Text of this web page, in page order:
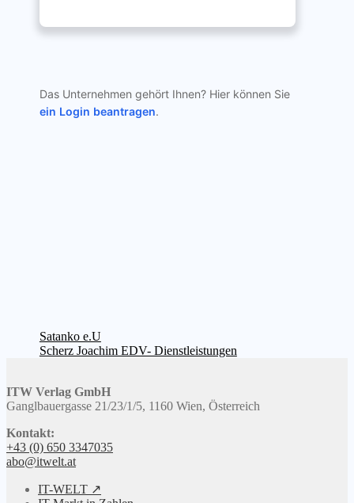
Das Unternehmen gehört Ihnen? Hier können Sie
ein Login beantragen.
Beitragsnavigation
Vorheriger
Beitrag:
Satanko e.U
Nächster
Scherz Joachim EDV- Dienstleistungen
ITW Verlag GmbH
Ganglbauergasse 21/23/1/5, 1160 Wien, Österreich
Kontakt:
+43 (0) 650 3347035
abo@itwelt.at
IT-WELT ↗